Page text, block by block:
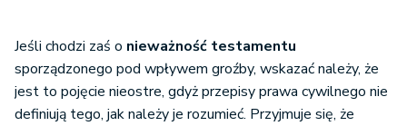
Jeśli chodzi zaś o nieważność testamentu
sporządzonego pod wpływem groźby, wskazać należy, że
jest to pojęcie nieostre, gdyż przepisy prawa cywilnego nie
definiują tego, jak należy je rozumieć. Przyjmuje się, że